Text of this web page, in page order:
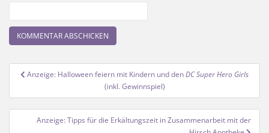
Beitragsnavigation
Anzeige: Halloween feiern mit Kindern und denDC Super Hero Girls
(inkl. Gewinnspiel)
Anzeige: Tipps für die Erkältungszeit in Zusammenarbeit mit der